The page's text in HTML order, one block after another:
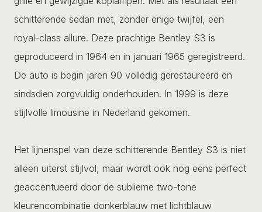
schitterende sedan met, zonder enige twijfel, een
royal-class allure. Deze prachtige Bentley S3 is
geproduceerd in 1964 en in januari 1965 geregistreerd.
De auto is begin jaren 90 volledig gerestaureerd en
sindsdien zorgvuldig onderhouden. In 1999 is deze
stijlvolle limousine in Nederland gekomen.
Het lijnenspel van deze schitterende Bentley S3 is niet
alleen uiterst stijlvol, maar wordt ook nog eens perfect
geaccentueerd door de sublieme two-tone
kleurencombinatie donkerblauw met lichtblauw